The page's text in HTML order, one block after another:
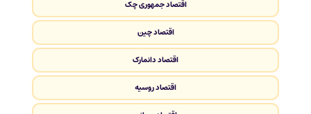
اقتصاد جمهوری چک
اقتصاد چین
اقتصاد دانمارک
اقتصاد روسیه